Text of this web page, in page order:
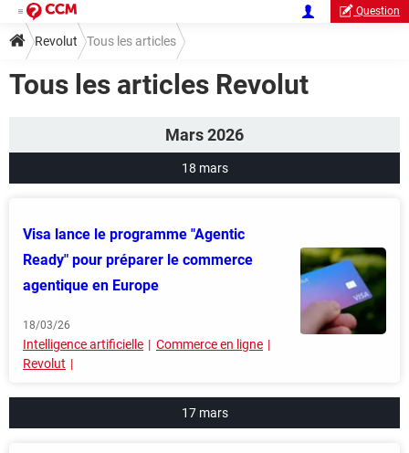
Question
Revolut Tous les articles
Tous les articles Revolut
Mars 2026
18 mars
Visa lance le programme "Agentic
Ready" pour préparer le commerce
agentique en Europe
18/03/26
Intelligence artificielle
Commerce en ligne
Revolut
17 mars